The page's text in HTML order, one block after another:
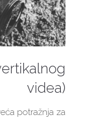
videa)
potražnja za